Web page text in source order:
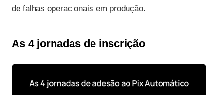
de falhas operacionais em produção.
As 4 jornadas de inscrição